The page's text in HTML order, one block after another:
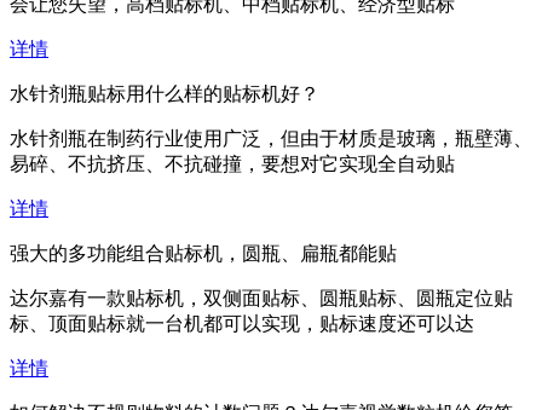
详情
水针剂瓶贴标用什么样的贴标机好？
水针剂瓶在制药行业使用广泛，但由于材质是玻璃，瓶壁薄、
易碎、不抗挤压、不抗碰撞，要想对它实现全自动贴
详情
强大的多功能组合贴标机，圆瓶、扁瓶都能贴
达尔嘉有一款贴标机，双侧面贴标、圆瓶贴标、圆瓶定位贴
标、顶面贴标就一台机都可以实现，贴标速度还可以达
详情